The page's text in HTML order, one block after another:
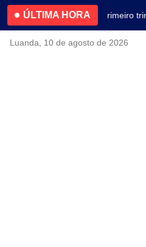
ÚLTIMA HORA4.2% no primeiro
Luanda, 10 de agosto de 2026